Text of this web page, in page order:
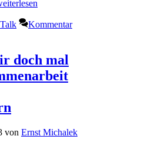
Kommentar
doch mal
von Ernst Michalek